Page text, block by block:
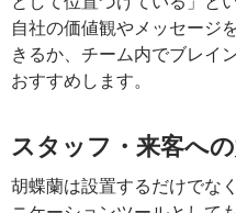
自社の価値観やメッセージ
きるか、チーム内でブレイ
おすすめします。
スタッフ・来客へ
胡蝶蘭は設置するだけでな